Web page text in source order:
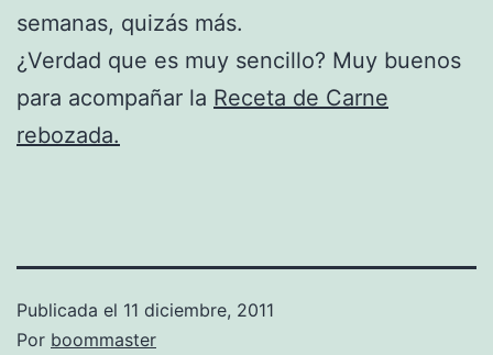
semanas, quizás más.
¿Verdad que es muy sencillo? Muy buenos
para acompañar la Receta de Carne
rebozada.
Publicada el 11 diciembre, 2011
Por boommaster